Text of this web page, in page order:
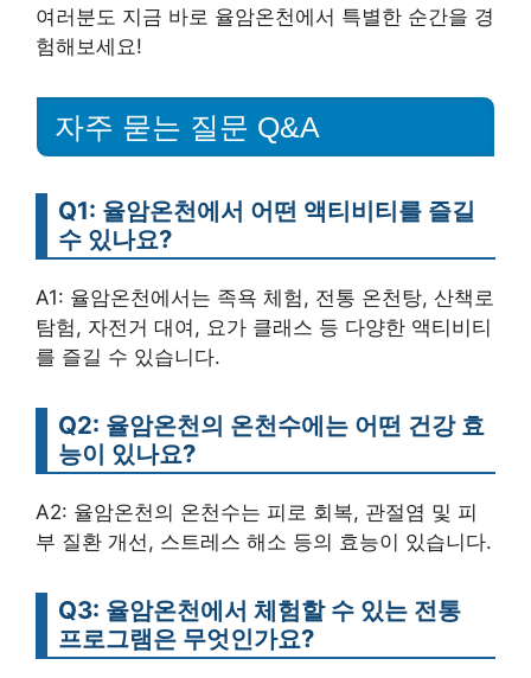
여러분도 지금 바로 율암온천에서 특별한 순간을 경
험해보세요!
자주 묻는 질문 Q&A
Q1: 율암온천에서 어떤 액티비티를 즐길
수 있나요?
A1: 율암온천에서는 족욕 체험, 전통 온천탕, 산책로
탐험, 자전거 대여, 요가 클래스 등 다양한 액티비티
를 즐길 수 있습니다.
Q2: 율암온천의 온천수에는 어떤 건강 효
능이 있나요?
A2: 율암온천의 온천수는 피로 회복, 관절염 및 피
부 질환 개선, 스트레스 해소 등의 효능이 있습니다.
Q3: 율암온천에서 체험할 수 있는 전통
프로그램은 무엇인가요?